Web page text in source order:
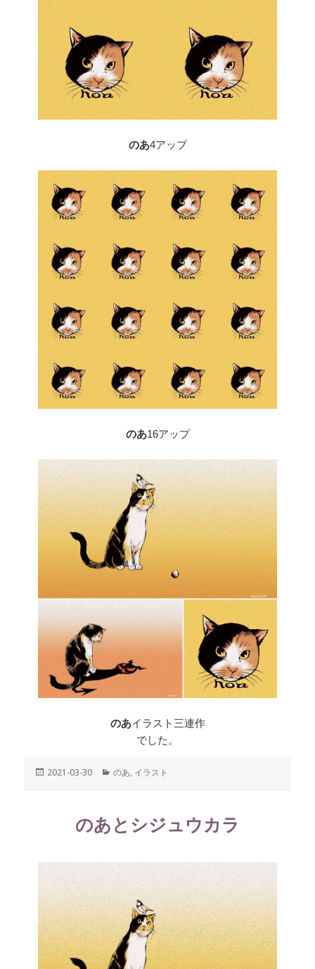
のあ4アップ
のあ16アップ
のあイラスト三連作
でした。
投
2021-03-30
カ
ー
のあ, イラスト
のあとシジュウカラ